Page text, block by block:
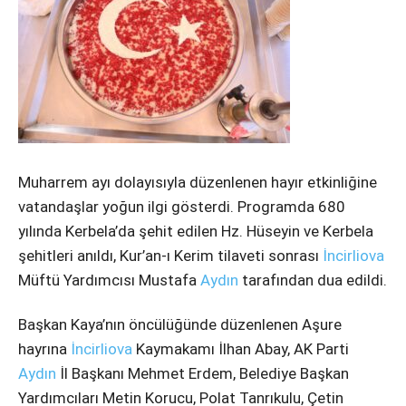
Instagram
Muharrem ayı dolayısıyla düzenlenen hayır etkinliğine
vatandaşlar yoğun ilgi gösterdi. Programda 680
yılında Kerbela’da şehit edilen Hz. Hüseyin ve Kerbela
şehitleri anıldı, Kur’an-ı Kerim tilaveti sonrası İncirliova
Müftü Yardımcısı Mustafa Aydın tarafından dua edildi.
Başkan Kaya’nın öncülüğünde düzenlenen Aşure
hayrına İncirliova Kaymakamı İlhan Abay, AK Parti
Aydın İl Başkanı Mehmet Erdem, Belediye Başkan
Yardımcıları Metin Korucu, Polat Tanrıkulu, Çetin